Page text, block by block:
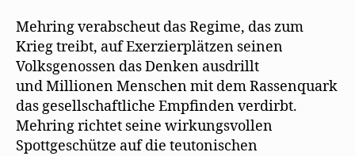
Mehring verabscheut das Regime, das zum
Krieg treibt, auf Exerzierplätzen seinen
Volksgenossen das Denken ausdrillt
und Millionen Menschen mit dem Rassenquark
das gesellschaftliche Empfinden verdirbt.
Mehring richtet seine wirkungsvollen
Spottgeschütze auf die teutonischen